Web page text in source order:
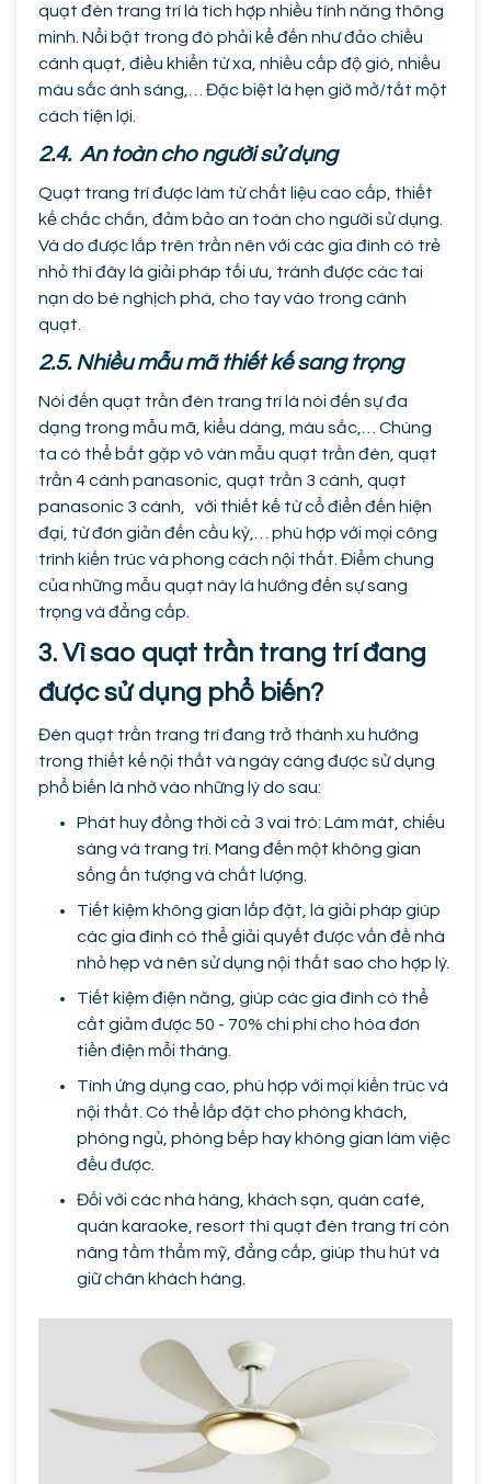
quạt đèn trang trí là tích hợp nhiều tính năng thông
minh. Nổi bật trong đó phải kể đến như đảo chiều
cánh quạt, điều khiển từ xa, nhiều cấp độ gió, nhiều
màu sắc ánh sáng,… Đặc biệt là hẹn giờ mở/tắt một
cách tiện lợi.
2.4. An toàn cho người sử dụng
Quạt trang trí được làm từ chất liệu cao cấp, thiết
kế chắc chắn, đảm bảo an toàn cho người sử dụng.
Và do được lắp trên trần nên với các gia đình có trẻ
nhỏ thì đây là giải pháp tối ưu, tránh được các tai
nạn do bé nghịch phá, cho tay vào trong cánh
quạt.
2.5. Nhiều mẫu mã thiết kế sang trọng
Nói đến quạt trần đèn trang trí là nói đến sự đa
dạng trong mẫu mã, kiểu dáng, màu sắc,… Chúng
ta có thể bắt gặp vô vàn mẫu quạt trần đèn, quạt
trần 4 cánh panasonic, quạt trần 3 cánh, quạt
panasonic 3 cánh, với thiết kế từ cổ điển đến hiện
đại, từ đơn giản đến cầu kỳ,… phù hợp với mọi công
trình kiến trúc và phong cách nội thất. Điểm chung
của những mẫu quạt này là hướng đến sự sang
trọng và đẳng cấp.
3. Vì sao quạt trần trang trí đang
được sử dụng phổ biến?
Đèn quạt trần trang trí đang trở thành xu hướng
trong thiết kế nội thất và ngày càng được sử dụng
phổ biến là nhờ vào những lý do sau:
Phát huy đồng thời cả 3 vai trò: Làm mát, chiếu
sáng và trang trí. Mang đến một không gian
sống ấn tượng và chất lượng.
Tiết kiệm không gian lắp đặt, là giải pháp giúp
các gia đình có thể giải quyết được vấn đề nhà
nhỏ hẹp và nên sử dụng nội thất sao cho hợp lý.
Tiết kiệm điện năng, giúp các gia đình có thể
cắt giảm được 50 - 70% chi phí cho hóa đơn
tiền điện mỗi tháng.
Tính ứng dụng cao, phù hợp với mọi kiến trúc và
nội thất. Có thể lắp đặt cho phòng khách,
phòng ngủ, phòng bếp hay không gian làm việc
đều được.
Đối với các nhà hàng, khách sạn, quán café,
quán karaoke, resort thì quạt đèn trang trí còn
nâng tầm thẩm mỹ, đẳng cấp, giúp thu hút và
giữ chân khách hàng.